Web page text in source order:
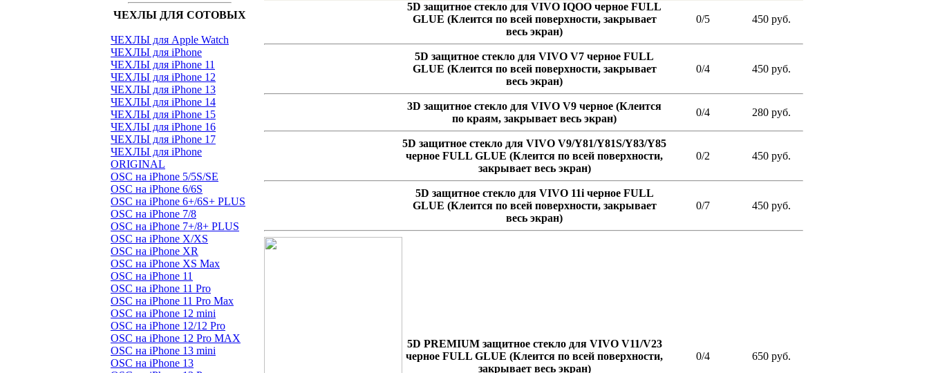
ЧЕХЛЫ ДЛЯ СОТОВЫХ
ЧЕХЛЫ для Apple Watch
ЧЕХЛЫ для iPhone
ЧЕХЛЫ для iPhone 11
ЧЕХЛЫ для iPhone 12
ЧЕХЛЫ для iPhone 13
ЧЕХЛЫ для iPhone 14
ЧЕХЛЫ для iPhone 15
ЧЕХЛЫ для iPhone 16
ЧЕХЛЫ для iPhone 17
ЧЕХЛЫ для iPhone
ORIGINAL
OSC на iPhone 5/5S/SE
OSC на iPhone 6/6S
OSC на iPhone 6+/6S+ PLUS
OSC на iPhone 7/8
OSC на iPhone 7+/8+ PLUS
OSC на iPhone X/XS
OSC на iPhone XR
OSC на iPhone XS Max
OSC на iPhone 11
OSC на iPhone 11 Pro
OSC на iPhone 11 Pro Max
OSC на iPhone 12 mini
OSC на iPhone 12/12 Pro
OSC на iPhone 12 Pro MAX
OSC на iPhone 13 mini
OSC на iPhone 13
5D защитное стекло для VIVO IQOO черное FULL
GLUE (Клеится по всей поверхности, закрывает
весь экран)
0/5 450 руб.
5D защитное стекло для VIVO V7 черное FULL
GLUE (Клеится по всей поверхности, закрывает
весь экран)
0/4 450 руб.
3D защитное стекло для VIVO V9 черное (Клеится
по краям, закрывает весь экран)
0/4 280 руб.
5D защитное стекло для VIVO V9/Y81/Y81S/Y83/Y85
черное FULL GLUE (Клеится по всей поверхности,
закрывает весь экран)
0/2 450 руб.
5D защитное стекло для VIVO 11i черное FULL
GLUE (Клеится по всей поверхности, закрывает
весь экран)
0/7 450 руб.
5D PREMIUM защитное стекло для VIVO V11/V23
черное FULL GLUE (Клеится по всей поверхности,
закрывает весь экран)
0/4 650 руб.